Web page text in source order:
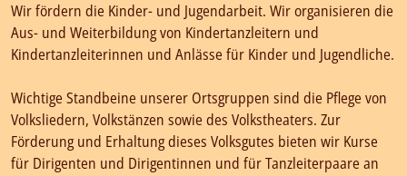
Wir fördern die Kinder- und Jugendarbeit. Wir organisieren die
Aus- und Weiterbildung von Kindertanzleitern und
Kindertanzleiterinnen und Anlässe für Kinder und Jugendliche.
Wichtige Standbeine unserer Ortsgruppen sind die Pflege von
Volksliedern, Volkstänzen sowie des Volkstheaters. Zur
Förderung und Erhaltung dieses Volksgutes bieten wir Kurse
für Dirigenten und Dirigentinnen und für Tanzleiterpaare an